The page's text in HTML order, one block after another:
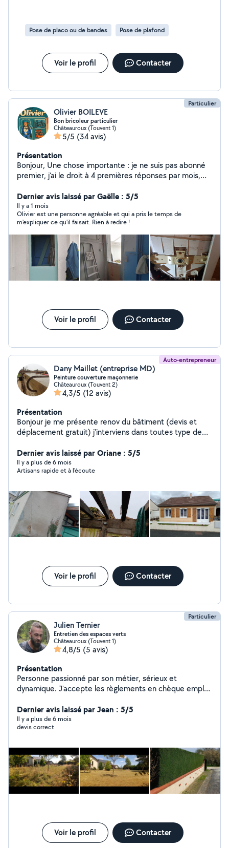
Pose de placo ou de bandes Pose de plafond
Voir le profil Contacter
Particulier
Olivier BOILEVE
Bon bricoleur particulier
Châteauroux (Touvent 1)
5/5 (34 avis)
Présentation
Bonjour, Une chose importante : je ne suis pas abonné
premier, j'ai le droit à 4 premières réponses par mois,
réponses possibles. Ne m'en voulez pas, si
malheureusement, je ne peux répondre à votre
demande privée. Je peux vous aider dans de nombreux
domaines : Électricité, Plomberie, petits travaux de
peinture, décoration, menuiserie, placo-plâtre. Entretien
et dépannage : Vélo, trottinette, matériel de jardinage
(tondeuse, taille-haie, tronçonneuse...) Mécanique auto
(vidange, freins, ampoules, accessoires défectueux..)
Montage meuble en kit, Dépannage Électroménager
Informatique (installation système,
exploitation/DD/RAM, nettoyage DD, clonage disque...)
Mon credo : ne pas jeter ce qui peut être réparé
Dernier avis laissé par Gaëlle : 5/5
Il y a 1 mois
Olivier est une personne agréable et qui a pris le temps de
m'expliquer ce qu'il faisait. Rien à redire !
Voir le profil Contacter
Auto-entrepreneur
Dany Maillet (entreprise MD)
Peinture couverture maçonnerie
Châteauroux (Touvent 2)
4,3/5 (12 avis)
Présentation
Bonjour je me présente renov du bâtiment (devis et
déplacement gratuit) j'interviens dans toutes type de
extérieur nettoyage démoussage toiture ravalement de
façade pignon peinture toiture également travaux de
maçonnerie et pose clôture remplacement de tuiles
sur espace vert) Si devis accepté travaux dans
l'immédiat
Dernier avis laissé par Oriane : 5/5
Il y a plus de 6 mois
Artisans rapide et à l'écoute
Voir le profil Contacter
Particulier
Julien Ternier
Entretien des espaces verts
Châteauroux (Touvent 1)
4,8/5 (5 avis)
Présentation
Personne passionné par son métier, sérieux et
dynamique. J'accepte les règlements en chèque emploi
d'impôts.
Dernier avis laissé par Jean : 5/5
Il y a plus de 6 mois
devis correct
Voir le profil Contacter